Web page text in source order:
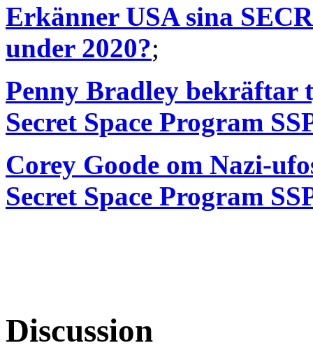
Erkänner USA sina
under 2020?;
Penny Bradley bekräftar
Secret Space Program
Corey Goode om Nazi-
Secret Space Program
Discussion